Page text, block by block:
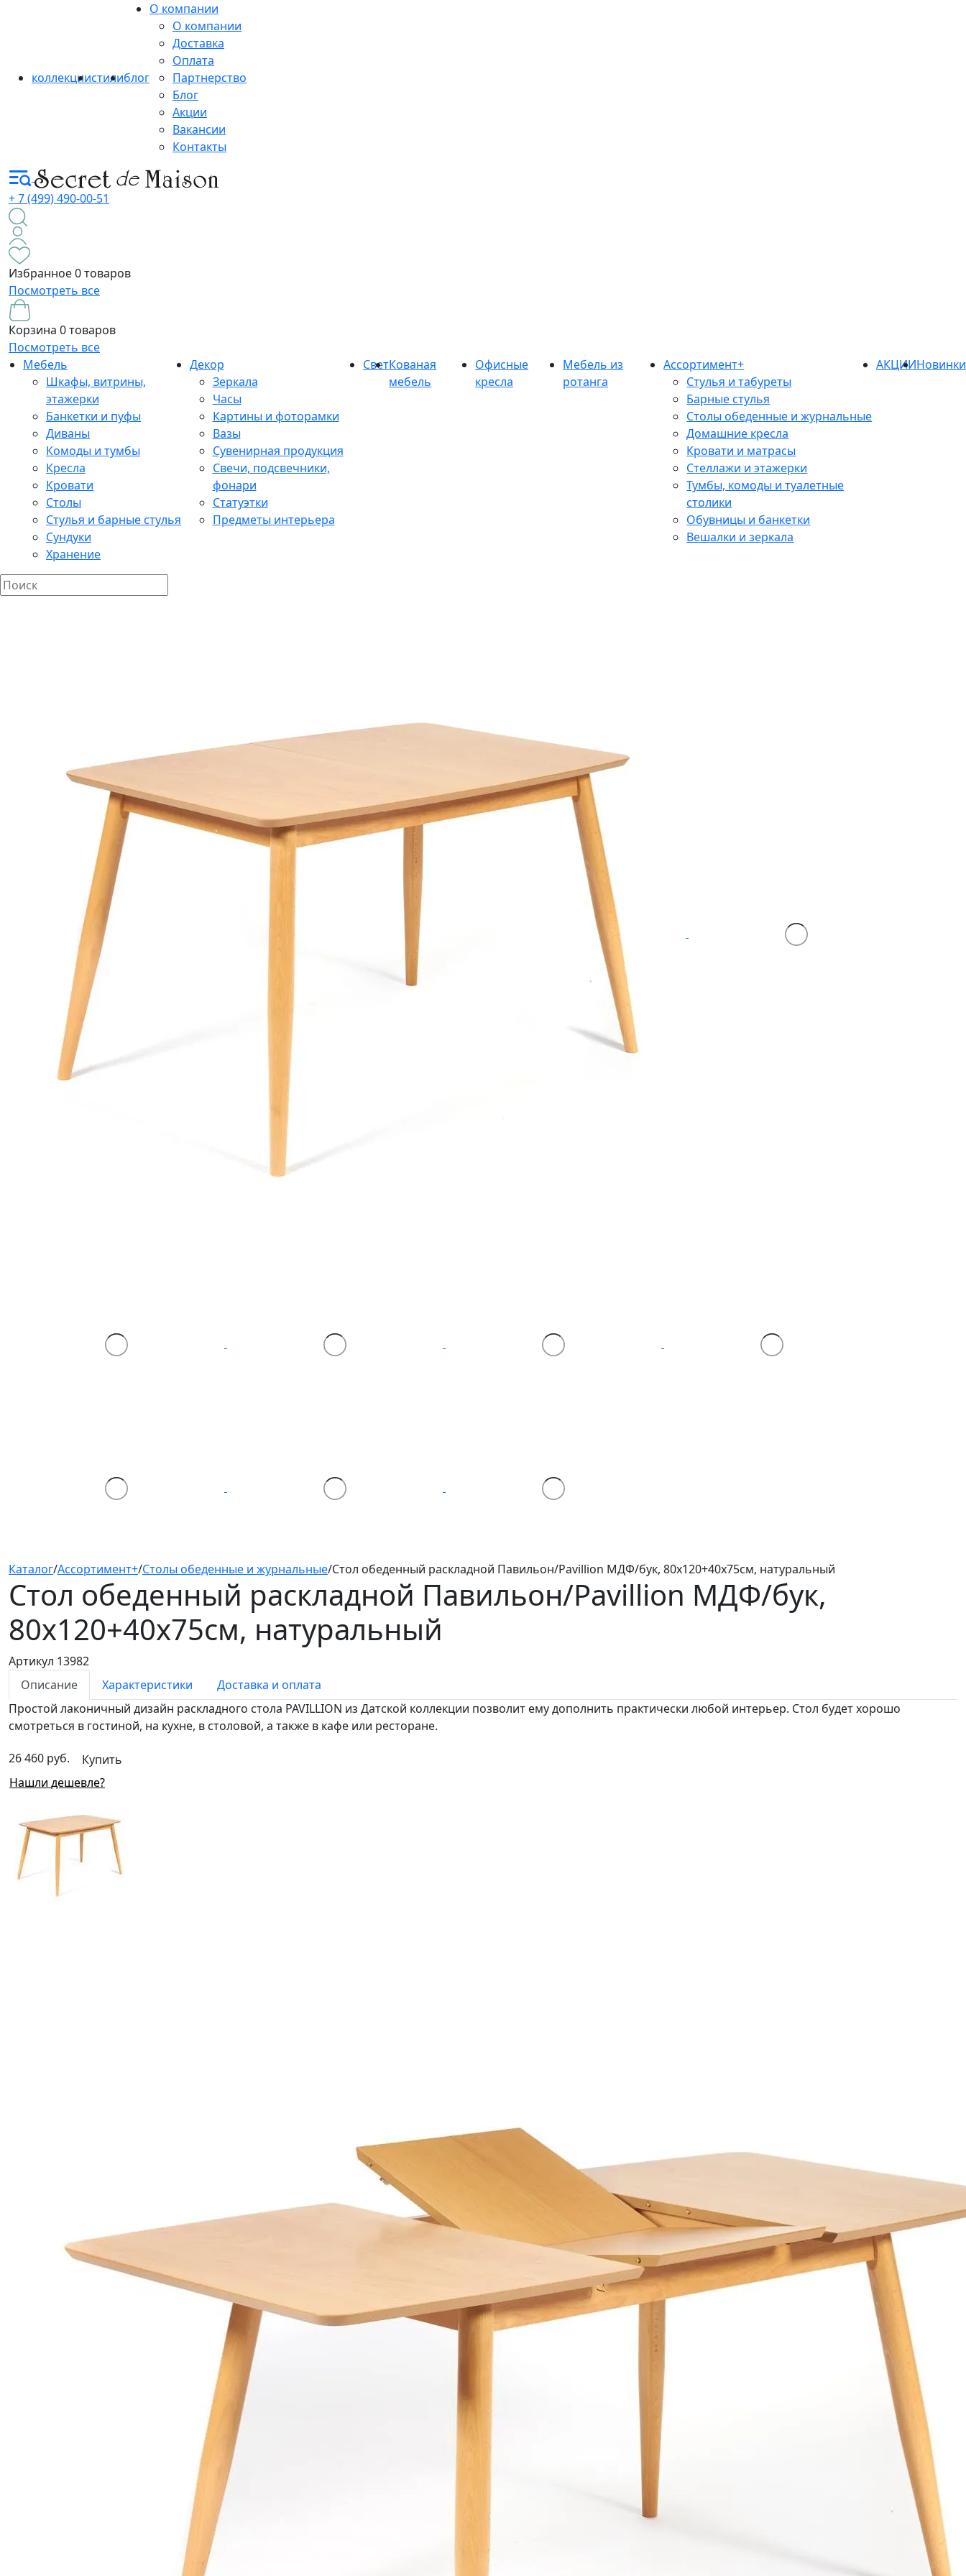
коллекциистилиблог
О компании
О компании
Доставка
Оплата
Партнерство
Блог
Акции
Вакансии
Контакты
+ 7 (499) 490-00-51
Избранное0 товаров
Посмотреть все
Корзина 0 товаров
Посмотреть все
Мебель
Шкафы, витрины,
этажерки
Банкетки и пуфы
Диваны
Комоды и тумбы
Кресла
Кровати
Столы
Стулья и барные стулья
Сундуки
Хранение
Декор
Зеркала
Часы
Картины и фоторамки
Вазы
Сувенирная продукция
Свечи, подсвечники,
фонари
Статуэтки
Предметы интерьера
СветКованая
мебель
Офисные
кресла
Мебель из
ротанга
Ассортимент+
Стулья и табуреты
Барные стулья
Столы обеденные и журнальные
Домашние кресла
Кровати и матрасы
Стеллажи и этажерки
Тумбы, комоды и туалетные
столики
Обувницы и банкетки
Вешалки и зеркала
АКЦИИНовинки
Каталог/Ассортимент+/Столы обеденные и журнальные/Стол обеденный раскладной Павильон/Pavillion МДФ/бук, 80х120+40х75см, натуральный
Стол обеденный раскладной Павильон/Pavillion МДФ/бук,
80х120+40х75см, натуральный
Артикул 13982
Описание
Характеристики
Доставка и оплата
Простой лаконичный дизайн раскладного стола PAVILLION из Датской коллекции позволит ему дополнить практически любой интерьер. Стол будет хорошо
смотреться в гостиной, на кухне, в столовой, а также в кафе или ресторане.
26 460 руб.
Купить
Нашли дешевле?